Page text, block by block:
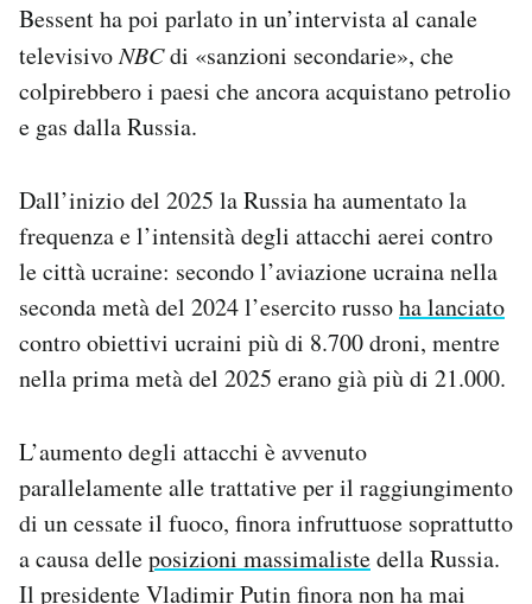
Bessent ha poi parlato in un’intervista al canale
televisivoNBCdi «sanzioni secondarie», che
colpirebbero i paesi che ancora acquistano petrolio
e gas dalla Russia.
Dall’inizio del 2025 la Russia ha aumentato la
frequenza e l’intensità degli attacchi aerei contro
le città ucraine: secondo l’aviazione ucraina nella
seconda metà del 2024 l’esercito russoha lanciato
contro obiettivi ucraini più di 8.700 droni, mentre
nella prima metà del 2025 erano già più di 21.000.
L’aumento degli attacchi è avvenuto
parallelamente alle trattative per il raggiungimento
di un cessate il fuoco, finora infruttuose soprattutto
a causa delleposizioni massimalistedella Russia.
Il presidente Vladimir Putin finora non ha mai